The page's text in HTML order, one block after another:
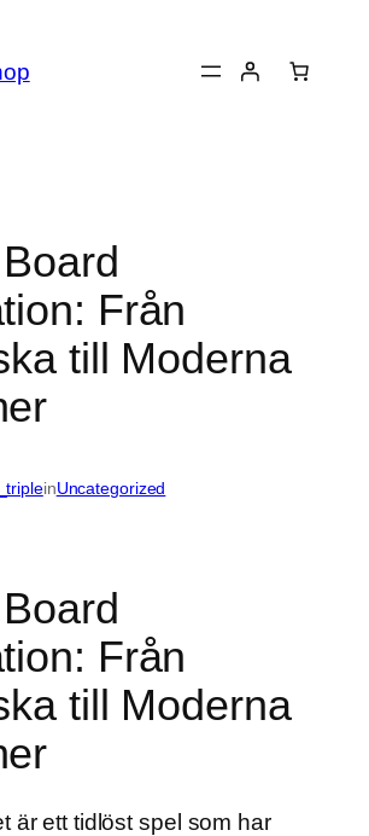
Från
till Moderna
inUncategorized
Från
till Moderna
är ett tidlöst spel som har